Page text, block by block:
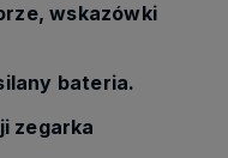
wskazówki
bateria.
zegarka